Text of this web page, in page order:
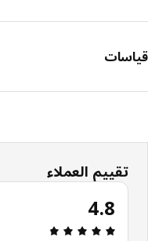
تقييم العملاء
4.8
مراجعة التقييم: 4.8 من 5 نجوم إجمالي المراجعات: 5